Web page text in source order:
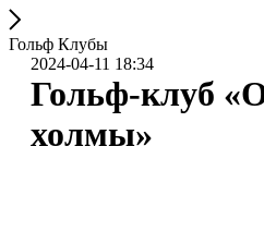
Гольф Клубы
2024-04-11 18:34
Гольф-клуб
холмы»